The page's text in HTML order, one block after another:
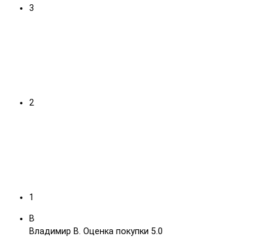
3
2
1
В
Владимир В. Оценка покупки 5.0